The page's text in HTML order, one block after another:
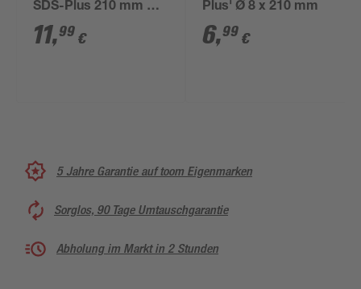
SDS-Plus 210 mm Ø
12 mm
11,99 €
Plus' Ø 8 x 210 mm
6,99 €
5 Jahre Garantie auf toom Eigenmarken
Sorglos, 90 Tage Umtauschgarantie
Abholung im Markt in 2 Stunden